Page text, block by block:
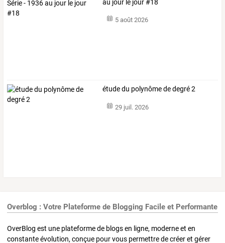
au jour le jour #18
5 août 2026
étude du polynôme de degré 2
29 juil. 2026
Overblog : Votre Plateforme de Blogging Facile et Performante
OverBlog est une plateforme de blogs en ligne, moderne et en
constante évolution, conçue pour vous permettre de créer et gérer